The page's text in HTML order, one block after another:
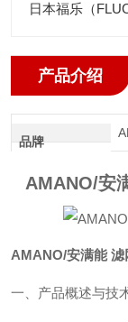
产品介绍
品牌
AMANO/安
AMANO/安满能
一、产品概述与技